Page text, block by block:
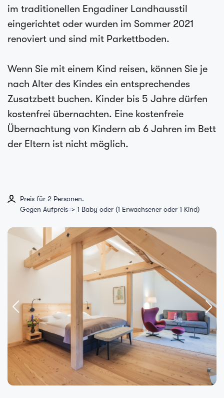
im traditionellen Engadiner Landhausstil
eingerichtet oder wurden im Sommer 2021
renoviert und sind mit Parkettboden.
Wenn Sie mit einem Kind reisen, können Sie je
nach Alter des Kindes ein entsprechendes
Zusatzbett buchen. Kinder bis 5 Jahre dürfen
kostenfrei übernachten. Eine kostenfreie
Übernachtung von Kindern ab 6 Jahren im Bett
der Eltern ist nicht möglich.
Preis für 2 Personen.
Gegen Aufpreis=> 1 Baby oder (1 Erwachsener oder 1 Kind)